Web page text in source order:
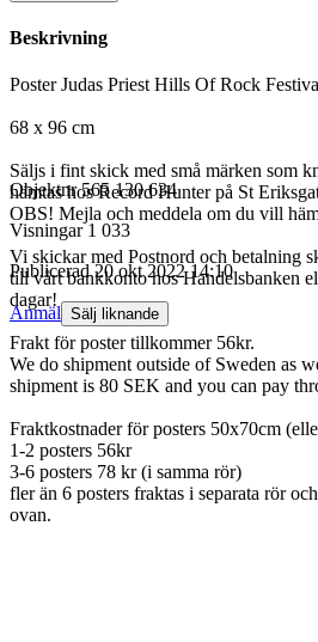
Beskrivning
Poster Judas Priest Hills Of Rock
68 x 96 cm
Säljs i fint skick med små märken som
hämtas hos Record Hunter på St
OBS! Mejla och meddela om du vill
Vi skickar med Postnord och betalning
till vårt bankkonto hos Handelsbanken
dagar!
Frakt för poster tillkommer 56kr.
We do shipment outside of Sweden as
shipment is 80 SEK and you can pay
Fraktkostnader för posters 50x70cm
1-2 posters 56kr
3-6 posters 78 kr (i samma rör)
fler än 6 posters fraktas i separata rör
ovan.
Objektnr 565 130 634
Visningar 1 033
Publicerad 20 okt 2022 14:10
Anmäl Sälj liknande